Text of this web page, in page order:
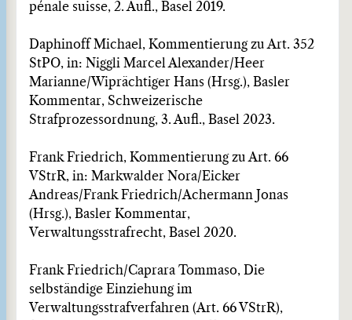
pénale suisse, 2. Aufl., Basel 2019.
Daphinoff Michael, Kommentierung zu Art. 352
StPO, in: Niggli Marcel Alexander/Heer
Marianne/Wiprächtiger Hans (Hrsg.), Basler
Kommentar, Schweizerische
Strafprozessordnung, 3. Aufl., Basel 2023.
Frank Friedrich, Kommentierung zu Art. 66
VStrR, in: Markwalder Nora/Eicker
Andreas/Frank Friedrich/Achermann Jonas
(Hrsg.), Basler Kommentar,
Verwaltungsstrafrecht, Basel 2020.
Frank Friedrich/Caprara Tommaso, Die
selbständige Einziehung im
Verwaltungsstrafverfahren (Art. 66 VStrR),